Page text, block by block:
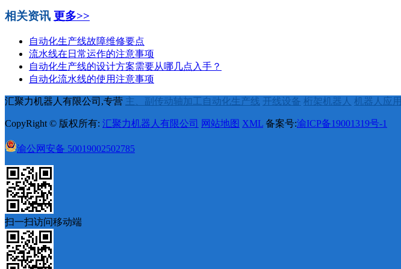
相关资讯 更多>>
自动化生产线故障维修要点
流水线在日常运作的注意事项
自动化生产线的设计方案需要从哪几点入手？
自动化流水线的使用注意事项
汇聚力机器人有限公司,专营 主、副传动轴加工自动化生产线 开线设备 桁架机器人 机器人应用
CopyRight © 版权所有: 汇聚力机器人有限公司 网站地图 XML 备案号:渝ICP备19001319号-1
渝公网安备 50019002502785
扫一扫访问移动端